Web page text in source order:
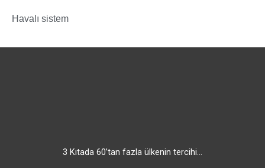
Havalı sistem
3 Kıtada 60’tan fazla ülkenin tercihi…